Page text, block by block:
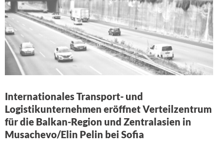
Internationales Transport- und
Logistikunternehmen eröffnet Verteilzentrum
für die Balkan-Region und Zentralasien in
Musachevo/Elin Pelin bei Sofia